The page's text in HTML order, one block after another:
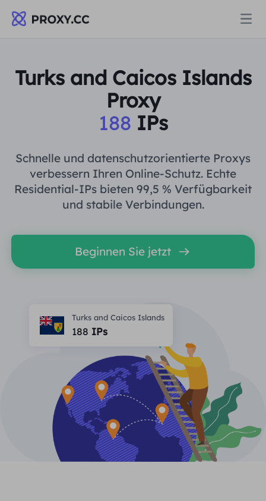
Proxys
Wohn-Proxy
Statischer Wohn-Proxy
Unbegrenzter Wohn-Proxy
Ich habe kein heating
Wohn-Proxy $0.8/GB
$0.28
Unbegrenzter Wohn-Proxy $69.62
Berater für langfristige imap
Data for AI
Lösungen
NACH ANWENDUNGSFALL
Anzeigenüberprüfung
Web Scraping und Crawling
Alle anzeigen
Ressourcen
KOSTENLOSE WERKZEUGE
Proxy-Checker
Kostenlose Proxy-Liste
HELFEN
Blog
Benutzerhandbuch
Deutsch
English
Việt Nam
77 % Rabattund handeln Sie jetzt!
Wohnimmobilien $0/GB Unbegrenzt $0/Tag
Turks and Caicos Islands
Proxy
188 IPs
Schnelle und datenschutzorientierte Proxys
verbessern Ihren Online-Schutz. Echte
Residential-IPs bieten 99,5 % Verfügbarkeit
und stabile Verbindungen.
Beginnen Sie jetzt
Turks and Caicos Islands
188 IPs